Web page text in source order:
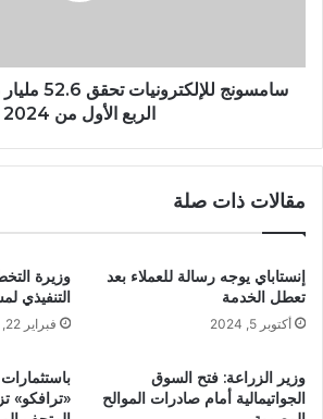
سامسونج
الربع الأول من 2024
مقالات ذات صلة
إنستاباي يوجه رسالة للعملاء بعد
تعطل الخدمة
أكتوبر 5, 2024
وزيرة
التنفيذي
فبراير 22, 2024
وزير الزراعة: فتح السوق
الجواتيمالية أمام صادرات الموالح
«ترافكو»